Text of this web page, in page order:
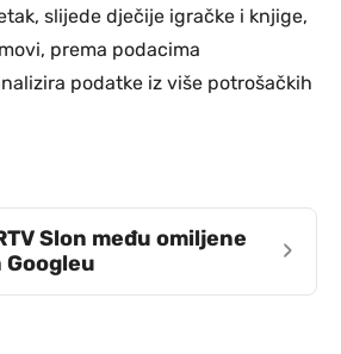
slijede dječije igračke i knjige,
prema podacima
podatke iz više potrošačkih
Slon među omiljene
›